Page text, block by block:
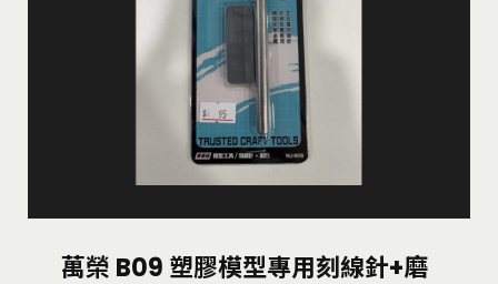
萬榮 B09 塑膠模型專用刻線針+磨